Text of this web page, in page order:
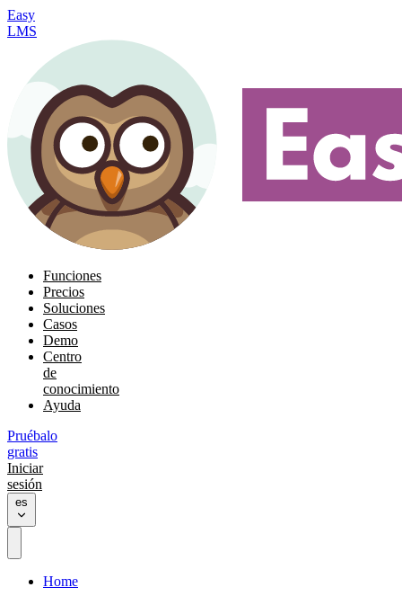
Easy
LMS
Funciones
Precios
Soluciones
Casos
Demo
Centro
de
conocimiento
Ayuda
Pruébalo
gratis
Iniciar
sesión
es
Home